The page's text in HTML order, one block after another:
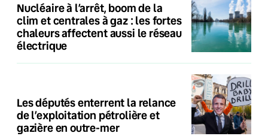
Nucléaire à l’arrêt, boom de la
clim et centrales à gaz : les fortes
chaleurs affectent aussi le réseau
électrique
Les députés enterrent la relance
de l’exploitation pétrolière et
gazière en outre-mer